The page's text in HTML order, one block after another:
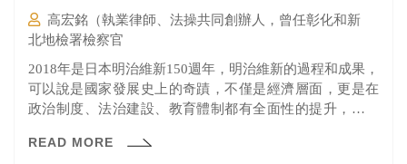
高宏銘（執業律師、法操共同創辦人，曾任彰化和新
北地檢署檢察官
2018年是日本明治維新150週年，明治維新的過程和成果，
可以說是國家發展史上的奇蹟，不僅是經濟層面，更是在
政治制度、法治建設、教育體制都有全面性的提升，從明
層面都有廣泛影響力的國家。回首這件人類歷史上的大
READ MORE